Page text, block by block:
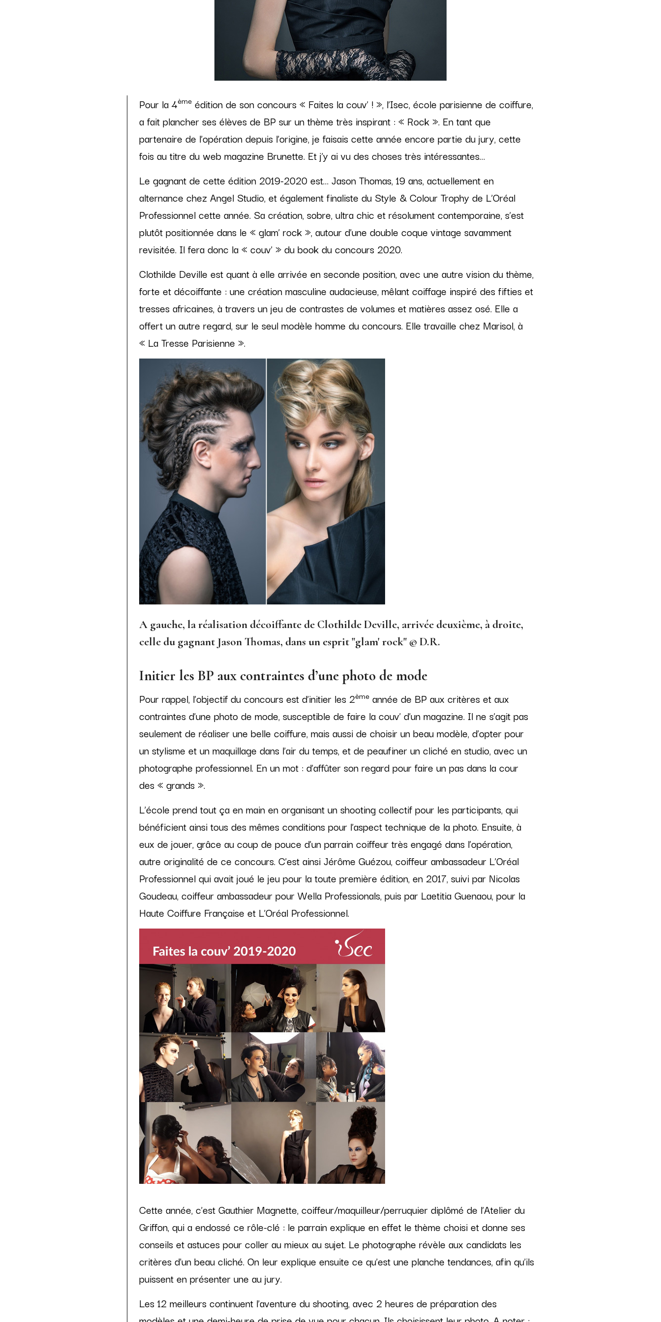
Collections 2020
Collections 2019-2020
Pour la 4èmeédition de son concours « Faites la couv’ ! », l’Isec, école parisienne de coiffure,
a fait plancher ses élèves de BP sur un thème très inspirant : « Rock ». En tant que
partenaire de l’opération depuis l’origine, je faisais cette année encore partie du jury, cette
fois au titre du web magazine Brunette. Et j’y ai vu des choses très intéressantes…
Le gagnant de cette édition 2019-2020 est… Jason Thomas, 19 ans, actuellement en
alternance chez Angel Studio, et également finaliste du Style & Colour Trophy de L’Oréal
Professionnel cette année. Sa création, sobre, ultra chic et résolument contemporaine, s’est
plutôt positionnée dans le « glam’ rock », autour d’une double coque vintage savamment
revisitée. Il fera donc la « couv’ » du book du concours 2020.
Clothilde Deville est quant à elle arrivée en seconde position, avec une autre vision du thème,
forte et décoiffante : une création masculine audacieuse, mêlant coiffage inspiré des fifties et
tresses africaines, à travers un jeu de contrastes de volumes et matières assez osé. Elle a
offert un autre regard, sur le seul modèle homme du concours. Elle travaille chez Marisol, à
« La Tresse Parisienne ».
A gauche, la réalisation décoiffante de Clothilde Deville, arrivée deuxième, à droite,
celle du gagnant Jason Thomas, dans un esprit "glam' rock" © D.R.
Initier les BP aux contraintes d’une photo de mode
Pour rappel, l’objectif du concours est d’initier les 2èmeannée de BP aux critères et aux
contraintes d’une photo de mode, susceptible de faire la couv’ d’un magazine. Il ne s’agit pas
seulement de réaliser une belle coiffure, mais aussi de choisir un beau modèle, d’opter pour
un stylisme et un maquillage dans l’air du temps, et de peaufiner un cliché en studio, avec un
photographe professionnel. En un mot : d’affûter son regard pour faire un pas dans la cour
des « grands ».
L’école prend tout ça en main en organisant un shooting collectif pour les participants, qui
bénéficient ainsi tous des mêmes conditions pour l’aspect technique de la photo. Ensuite, à
eux de jouer, grâce au coup de pouce d’un parrain coiffeur très engagé dans l’opération,
autre originalité de ce concours. C’est ainsi Jérôme Guézou, coiffeur ambassadeur L’Oréal
Professionnel qui avait joué le jeu pour la toute première édition, en 2017, suivi par Nicolas
Goudeau, coiffeur ambassadeur pour Wella Professionals, puis par Laetitia Guenaou, pour la
Haute Coiffure Française et L’Oréal Professionnel.
Cette année, c’est Gauthier Magnette, coiffeur/maquilleur/perruquier diplômé de l’Atelier du
Griffon, qui a endossé ce rôle-clé : le parrain explique en effet le thème choisi et donne ses
conseils et astuces pour coller au mieux au sujet. Le photographe révèle aux candidats les
critères d’un beau cliché. On leur explique ensuite ce qu’est une planche tendances, afin qu’ils
puissent en présenter une au jury.
Les 12 meilleurs continuent l’aventure du shooting, avec 2 heures de préparation des